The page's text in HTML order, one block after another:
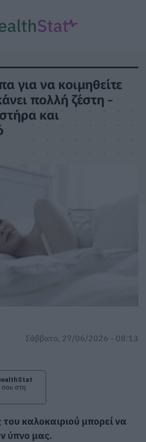
για να κοιμηθείτε
πολλή ζέστη -
και
Σάββατο, 27/06/2026 - 08:13
στη
του καλοκαιριού μπορεί να
ύπνο μας.